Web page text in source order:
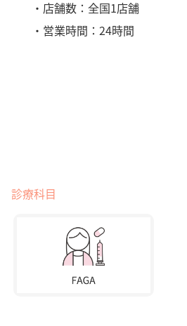
・店舗数：全国1店舗
・営業時間：24時間
診療科目